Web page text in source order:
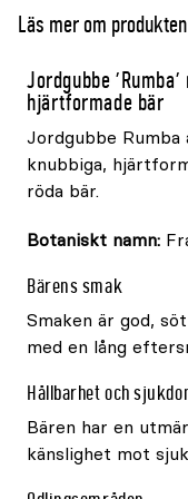
Läs mer om produkten
Jordgubbe
hjärtformade bär
Jordgubbe
knubbiga,
röda bär.
Botaniskt namn:
Bärens smak
Smaken är god,
med en lång
Hållbarhet och
Bären har en
känslighet mot